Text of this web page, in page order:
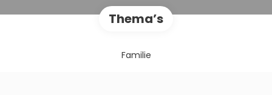
Thema’s
Familie